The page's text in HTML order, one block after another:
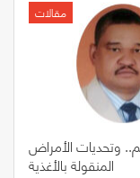
مقالات
وتحديات الأمراض
المنقولة بالأغذية